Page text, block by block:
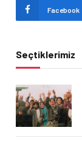
Facebook
Seçtiklerimiz